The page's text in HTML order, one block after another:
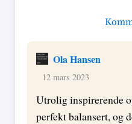
Ola Hansen
12 mars 2023
Utrolig inspirerende
perfekt balansert, og